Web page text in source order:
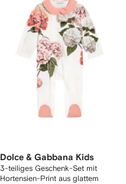
Dolce & Gabbana Kids
3-teiliges Geschenk-Set mit
Hortensien-Print aus glattem